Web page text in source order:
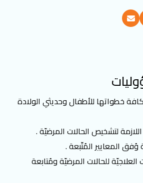
تسجيل الدخول
خطواتها للأطفال وحديثي الولادة
لتشخيص الحالات المرضيّة .
المعايير المُتّبعة .
للحالات المرضيّة ومُتابعة